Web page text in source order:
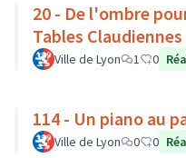
20 - De l'ombre
Tables Claudiennes
Ville de Lyon 1 0
114 - Un piano au
Ville de Lyon 0 0